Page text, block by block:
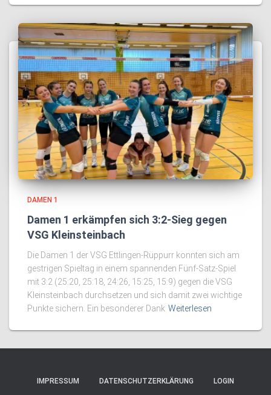
DAMEN 1
Damen 1 erkämpfen sich 3:2-Sieg gegen
VSG Kleinsteinbach
Die Damen 1 der VSG Ettlingen-Rüppurr konnten sich am
gestrigen Spieltag in einem spannenden Fünf-Satz-Spiel
mit 3:2 (25:20, 25:18, 24:26, 15:25, 15:9) gegen die VSG
Kleinsteinbach durchsetzen und sich damit zwei wichtige
Punkte sichern. Ein besonderer Dank Weiterlesen
IMPRESSUM DATENSCHUTZERKLÄRUNG LOGIN